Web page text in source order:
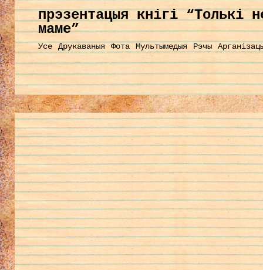
прэзентацыя кнігі “Толькі
маме”
Усе Друкаваныя Фота Мультымедыя Рэчы